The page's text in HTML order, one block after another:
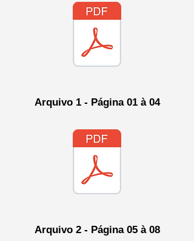
Arquivo 1 - Página 01 à 04​
Arquivo 2 - Página 05 à 08​